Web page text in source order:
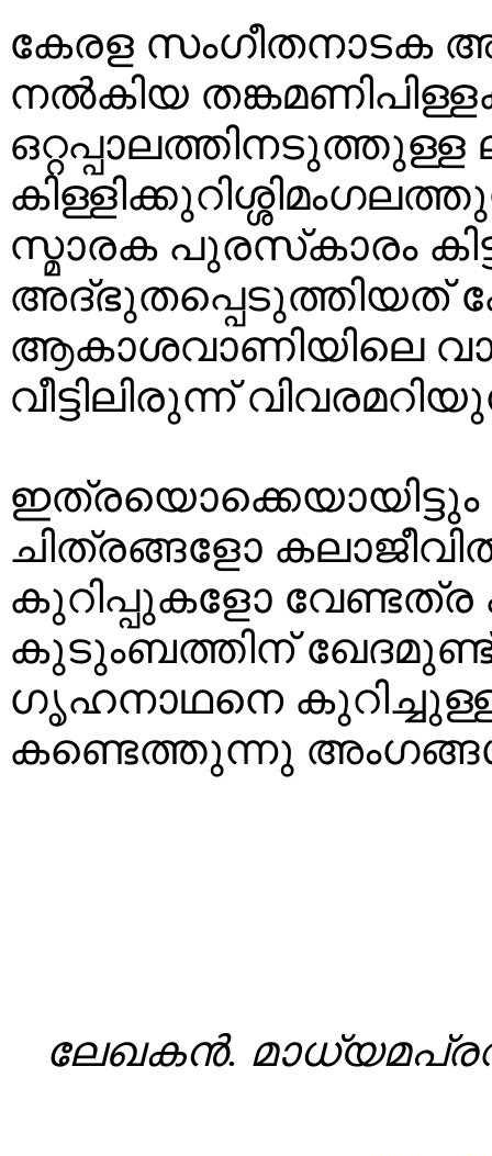
കേരള സംഗീതനാടക
നൽകിയ
ഒറ്റപ്പാലത്തിനടുത്തുള്ള
സ്മാരക പുരസ്‌കാരം
അദ്‌ഭുതപ്പെടുത്തിയത്
ആകാശവാണിയിലെ
വീട്ടിലിരുന്ന്
ഇത്രയൊക്കെയായിട്ടും
ചിത്രങ്ങളോ
കുറിപ്പുകളോ വേണ്ടത്ര
കുടുംബത്തിന്
ഗൃഹനാഥനെ
കണ്ടെത്തുന്നു
ലേഖകൻ.